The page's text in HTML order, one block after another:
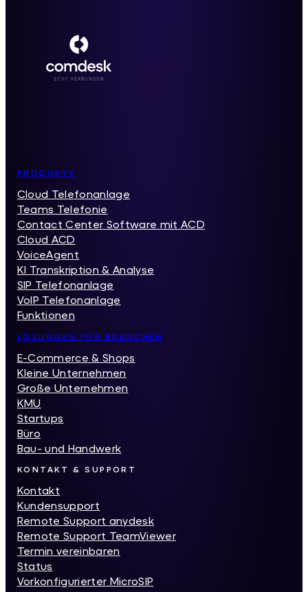
Inhaltsverzeichnis
PRODUKTE
Cloud Telefonanlage
Teams Telefonie
Contact Center Software mit ACD
Cloud ACD
VoiceAgent
KI Transkription & Analyse
SIP Telefonanlage
VoIP Telefonanlage
Funktionen
LÖSUNGEN FÜR BRANCHEN
E-Commerce & Shops
Kleine Unternehmen
Große Unternehmen
KMU
Startups
Büro
Bau- und Handwerk
KONTAKT & SUPPORT
Kontakt
Kundensupport
Remote Support anydesk
Remote Support TeamViewer
Termin vereinbaren
Status
Vorkonfigurierter MicroSIP